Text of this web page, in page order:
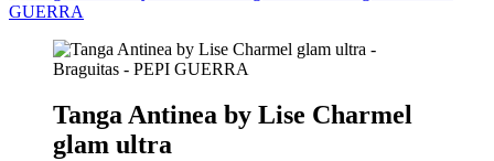
Tanga Antinea by Lise Charmel
glam ultra